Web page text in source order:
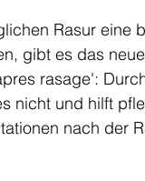
Rasur eine
gibt es das
rasage':
nicht und hilft
nach der